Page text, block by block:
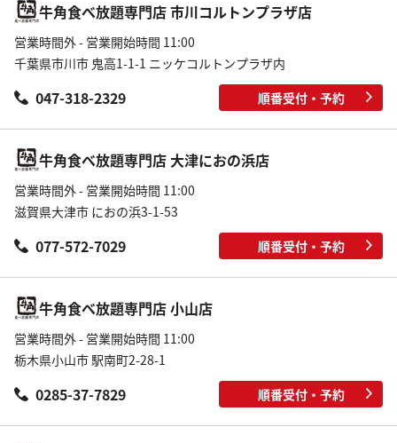
牛角食べ放題専門店 市川コルトンプラザ店
営業時間外 - 営業開始時間 11:00
千葉県市川市 鬼高1-1-1 ニッケコルトンプラザ内
047-318-2329 順番受付・予約
牛角食べ放題専門店 大津におの浜店
営業時間外 - 営業開始時間 11:00
滋賀県大津市 におの浜3-1-53
077-572-7029 順番受付・予約
牛角食べ放題専門店 小山店
営業時間外 - 営業開始時間 11:00
栃木県小山市 駅南町2-28-1
0285-37-7829 順番受付・予約